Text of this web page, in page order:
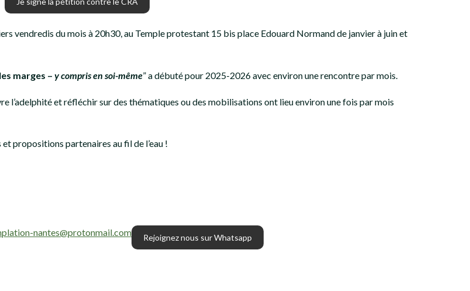
vendredis du mois à 20h30, au Temple protestant 15 bis place Edouard Normand de janvier à juin et
marges – y compris en soi-même” a débuté pour 2025-2026 avec environ une rencontre par mois.
l’adelphité et réfléchir sur des thématiques ou des mobilisations ont lieu environ une fois par mois
propositions partenaires au fil de l’eau !
nantes@protonmail.com Rejoignez nous sur Whatsapp